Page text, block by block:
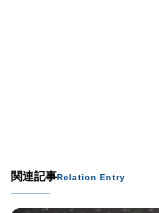
関連記事Relation Entry